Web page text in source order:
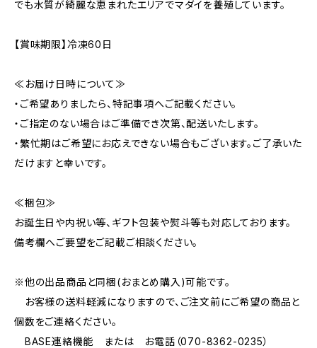
でも水質が綺麗な恵まれたエリアでマダイを養殖しています。
【賞味期限】冷凍60日
≪お届け日時について≫
・ご希望ありましたら、特記事項へご記載ください。
・ご指定のない場合はご準備でき次第、配送いたします。
・繁忙期はご希望にお応えできない場合もございます。ご了承いた
だけますと幸いです。
≪梱包≫
お誕生日や内祝い等、ギフト包装や熨斗等も対応しております。
備考欄へご要望をご記載ご相談ください。
※他の出品商品と同梱(おまとめ購入)可能です。
お客様の送料軽減になりますので、ご注文前にご希望の商品と
個数をご連絡ください。
BASE連絡機能 または お電話（070-8362-0235）